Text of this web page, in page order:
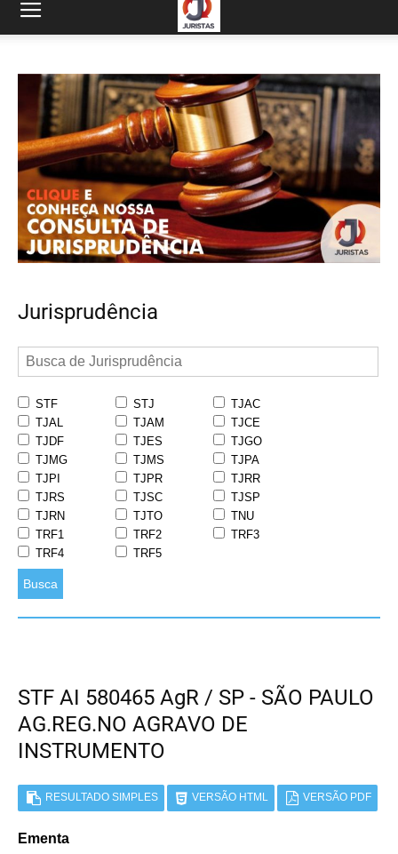
Jurisprudência
STF STJ
TJAC
TJAL
TJAM
TJCE
TJDF
TJES
TJGO
TJMG
TJMS
TJPA
TJPI
TJPR
TJRR
TJRS
TJSC
TJSP
TJRN
TJTO
TNU
TRF1
TRF2
TRF3
TRF4
TRF5
Busca
STF AI 580465 AgR / SP - SÃO PAULO
AG.REG.NO AGRAVO DE
INSTRUMENTO
RESULTADO SIMPLES VERSÃO HTML VERSÃO PDF
Ementa